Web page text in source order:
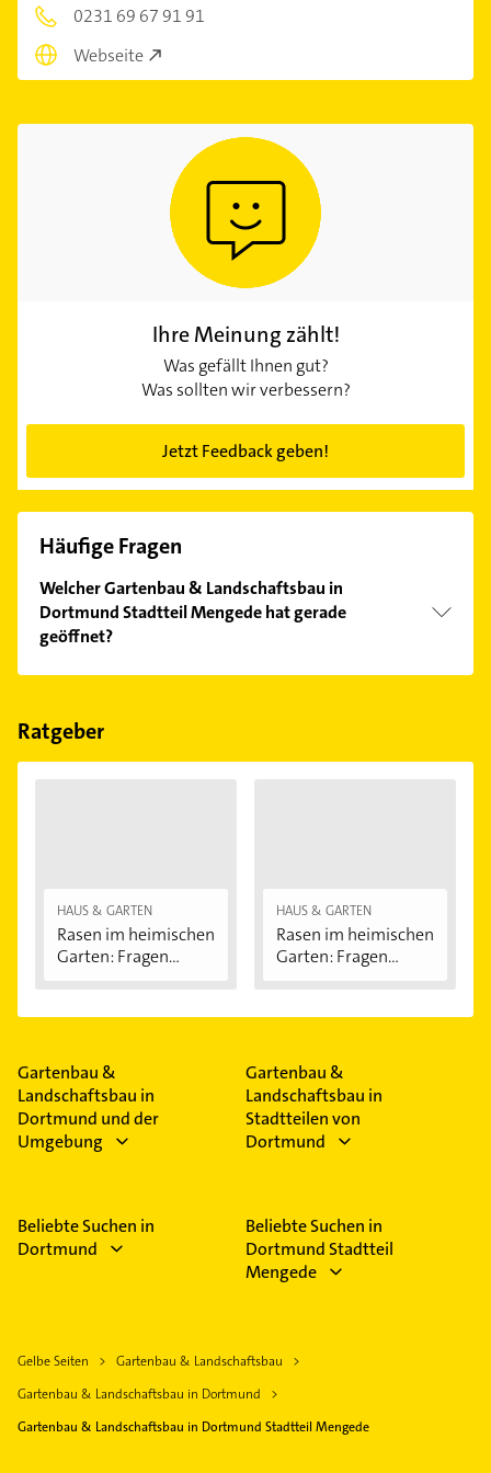
0231 69 67 91 91
Webseite
Ihre Meinung zählt!
Was gefällt Ihnen gut?
Was sollten wir verbessern?
Jetzt Feedback geben!
Häufige Fragen
Welcher Gartenbau & Landschaftsbau in
Dortmund Stadtteil Mengede hat gerade
geöffnet?
Im Anbieter-Bereich finden Sie alleÖffnungszeiten.
Feiertagen abweichen können.
Ratgeber
HAUS & GARTEN
Rasen im heimischen
Garten: Fragen...
HAUS & GARTEN
Rasen im heimischen
Garten: Fragen...
Gartenbau &
Landschaftsbau in
Dortmund und der
Umgebung
Gartenbau &
Landschaftsbau in
Stadtteilen von
Dortmund
Beliebte Suchen in
Dortmund
Beliebte Suchen in
Dortmund Stadtteil
Mengede
Gelbe Seiten
Gartenbau & Landschaftsbau
Gartenbau & Landschaftsbau in Dortmund
Gartenbau & Landschaftsbau in Dortmund Stadtteil Mengede